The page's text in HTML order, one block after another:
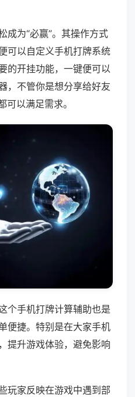
成为“必赢”。其操作方式
可以自定义手机打牌系统
的开挂功能，一键便可以
，不管你是想分享给好友
可以满足需求。
个手机打牌计算辅助也是
便捷。特别是在大家手机
提升游戏体验，避免影响
玩家反映在游戏中遇到部